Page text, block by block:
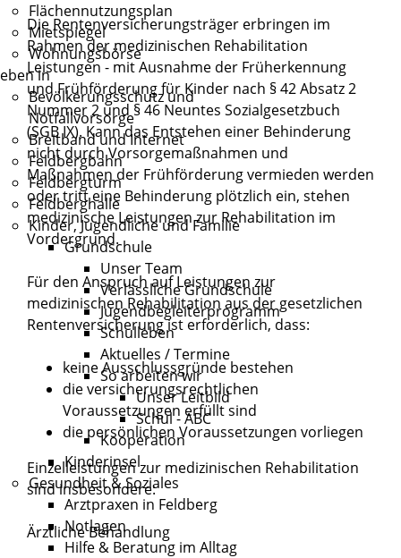
Flächennutzungsplan
Mietspiegel
Wohnungsbörse
in
Bevölkerungsschutz und
Notfallvorsorge
Breitband und Internet
Feldbergbahn
Feldbergturm
Feldberghalle
Kinder, Jugendliche und Familie
Grundschule
Unser Team
Verlässliche Grundschule
Jugendbegleiterprogramm
Schulleben
Aktuelles / Termine
So arbeiten wir
Unser Leitbild
Schul - ABC
Kooperation
Kinderinsel
Gesundheit & Soziales
Arztpraxen in Feldberg
Notlagen
Hilfe & Beratung im Alltag
Die Rentenversicherungsträger erbringen im
Rahmen der medizinischen Rehabilitation
Leistungen - mit Ausnahme der Früherkennung
und Frühförderung für Kinder nach § 42 Absatz 2
Nummer 2 und § 46 Neuntes Sozialgesetzbuch
(SGB IX). Kann das Entstehen einer Behinderung
nicht durch Vorsorgemaßnahmen und
Maßnahmen der Frühförderung vermieden werden
oder tritt eine Behinderung plötzlich ein, stehen
medizinische Leistungen zur Rehabilitation im
Vordergrund.
Für den Anspruch auf Leistungen zur
medizinischen Rehabilitation aus der gesetzlichen
Rentenversicherung ist erforderlich, dass:
keine Ausschlussgründe bestehen
die versicherungsrechtlichen
Voraussetzungen erfüllt sind
die persönlichen Voraussetzungen vorliegen
Einzelleistungen zur medizinischen Rehabilitation
sind insbesondere:
Ärztliche Behandlung